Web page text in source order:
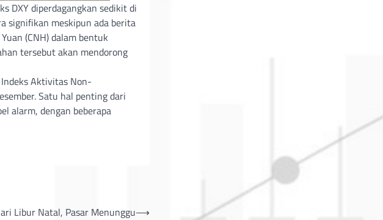
DXY diperdagangkan sedikit di
signifikan meskipun ada berita
(CNH) dalam bentuk
tersebut akan mendorong
Aktivitas Non-
Satu hal penting dari
alarm, dengan beberapa
Libur Natal, Pasar Menunggu⟶